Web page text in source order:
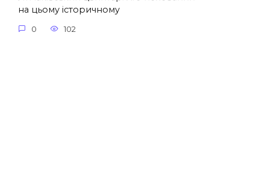
на цьому історичному
0 102